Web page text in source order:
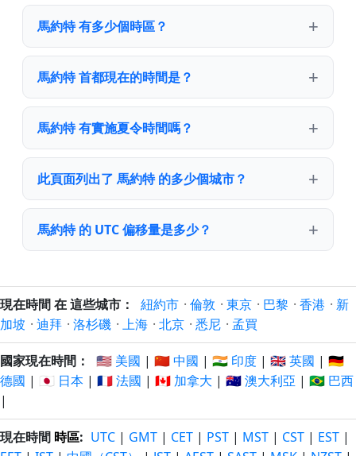
馬約特 有多少個時區？
馬約特 首都現在的時間是？
馬約特 有實施夏令時間嗎？
此頁面列出了 馬約特 的多少個城市？
馬約特 的 UTC 偏移量是多少？
現在時間 在 這些城市： 紐約市 · 倫敦 · 東京 · 巴黎 · 香港 · 新
加坡 · 迪拜 · 洛杉磯 · 上海 · 北京 · 悉尼 · 孟買
國家現在時間： 🇺🇸 美國 | 🇨🇳 中國 | 🇮🇳 印度 | 🇬🇧 英國 | 🇩🇪
德國 | 🇯🇵 日本 | 🇫🇷 法國 | 🇨🇦 加拿大 | 🇦🇺 澳大利亞 | 🇧🇷 巴西
|
現在時間 時區: UTC | GMT | CET | PST | MST | CST | EST |